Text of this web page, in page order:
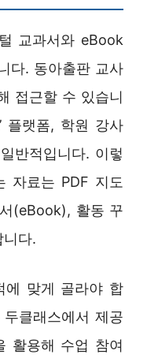
교과서와 eBook
다. 동아출판 교사
접근할 수 있습니
플랫폼, 학원 강사
반적입니다. 이렇
자료는 PDF 지도
(eBook), 활동 꾸
니다.
에 맞게 골라야 합
클래스에서 제공
활용해 수업 참여